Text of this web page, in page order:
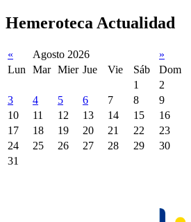
Hemeroteca Actualidad
« Agosto 2026
»
Lun
Mar Mier Jue Vie Sáb
Dom
1
2
3
4 5 6 7 8
9
10
11 12 13 14 15
16
17
18 19 20 21 22
23
24
25 26 27 28 29
30
31